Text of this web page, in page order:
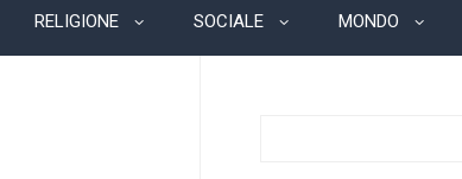
RELIGIONE SOCIALE MONDO